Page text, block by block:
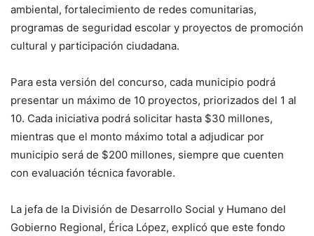
ambiental, fortalecimiento de redes comunitarias,
programas de seguridad escolar y proyectos de promoción
cultural y participación ciudadana.
Para esta versión del concurso, cada municipio podrá
presentar un máximo de 10 proyectos, priorizados del 1 al
10. Cada iniciativa podrá solicitar hasta $30 millones,
mientras que el monto máximo total a adjudicar por
municipio será de $200 millones, siempre que cuenten
con evaluación técnica favorable.
La jefa de la División de Desarrollo Social y Humano del
Gobierno Regional, Érica López, explicó que este fondo